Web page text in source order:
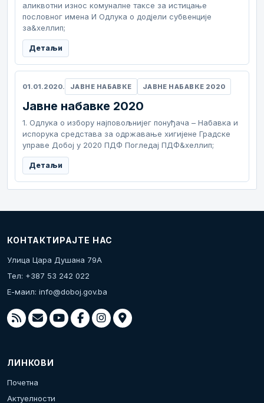
аликвотни износ комуналне таксе за истицање
пословног имена И Одлука о додјели субвенције
за&хеллип;
Детаљи
01.01.2020. ЈАВНЕ НАБАВКЕ ЈАВНЕ НАБАВКЕ 2020
Јавне набавке 2020
1. Одлука о избору најповољнијег понуђача – Набавка и
испорука средстава за одржавање хигијене Градске
управе Добој у 2020 ПДФ Погледај ПДФ&хеллип;
Детаљи
КОНТАКТИРАЈТЕ НАС
Улица Цара Душана 79А
Тел: +387 53 242 022
Е-маил: info@doboj.gov.ba
ЛИНКОВИ
Почетна
Актуелности